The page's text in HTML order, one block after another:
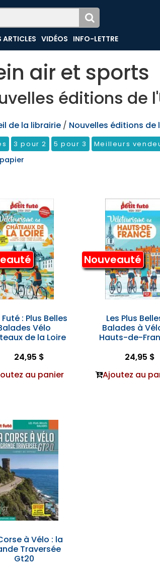
ARTICLES VIDÉOS INFO-LETTRE
air et sports
éditions de
de la librairie / Nouvelles éditions de
3 pour 2 5 pour 3 Meilleurs
: Plus Belles
Vélo
de la Loire
24,95 $
au panier
Nouveauté
Les Plus
Balades à
Hauts-de-
24,95 $
Ajoutez au
à Vélo : la
Traversée
Gt20